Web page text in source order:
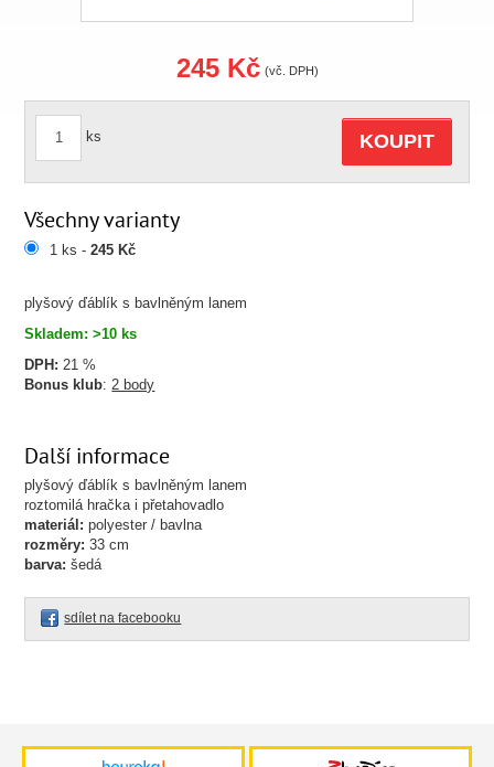
plyšový ďáblík s bavlněným lanem
Skladem: >10 ks
DPH: 21 %
Bonus klub:2 body
245 Kč (vč. DPH)
ks KOUPIT
Všechny varianty
1 ks -245 Kč
Další informace
plyšový ďáblík s bavlněným lanem
roztomilá hračka i přetahovadlo
materiál: polyester / bavlna
rozměry:33 cm
barva: šedá
sdílet na facebooku